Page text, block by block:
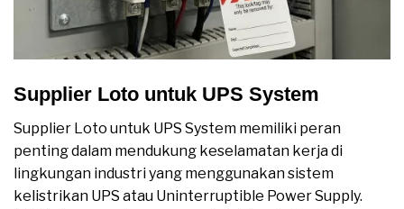
Supplier Loto untuk UPS System
Supplier Loto untuk UPS System memiliki peran
penting dalam mendukung keselamatan kerja di
lingkungan industri yang menggunakan sistem
kelistrikan UPS atau Uninterruptible Power Supply.